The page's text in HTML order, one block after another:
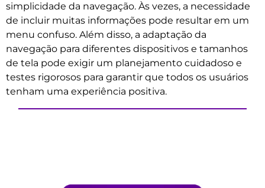
simplicidade da navegação. Às vezes, a necessidade
de incluir muitas informações pode resultar em um
menu confuso. Além disso, a adaptação da
navegação para diferentes dispositivos e tamanhos
de tela pode exigir um planejamento cuidadoso e
testes rigorosos para garantir que todos os usuários
tenham uma experiência positiva.